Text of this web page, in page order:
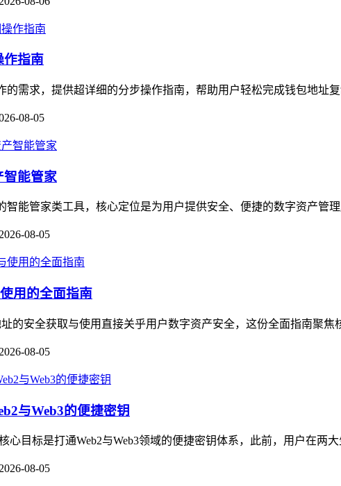
作指南
的需求，提供超详细的分步操作指南，帮助用户轻松完成钱包地址
08-05
能管家
智能管家类工具，核心定位是为用户提供安全、便捷的数字资产管
08-05
用的全面指南
的安全获取与使用直接关乎用户数字资产安全，这份全面指南聚
2026-08-05
与Web3的便捷密钥
心目标是打通Web2与Web3领域的便捷密钥体系，此前，用户在两
2026-08-05